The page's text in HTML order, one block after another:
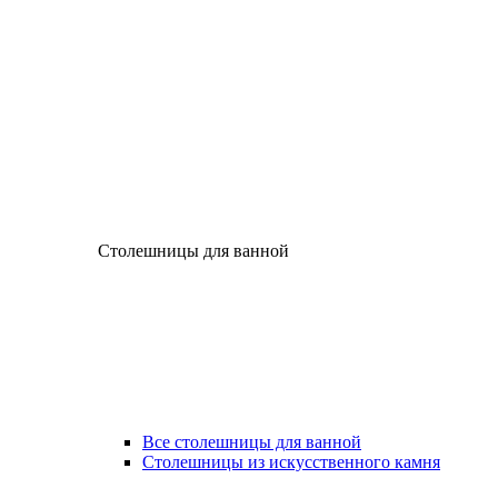
Столешницы для ванной
Все столешницы для ванной
Столешницы из искусственного камня